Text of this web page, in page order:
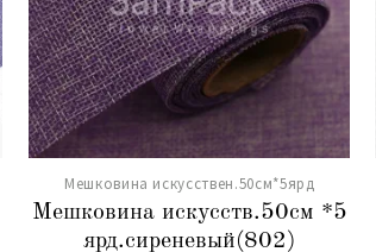
Мешковина искусствен.50см*5ярд
Мешковина искусств.50см *5
ярд.сиреневый(802)